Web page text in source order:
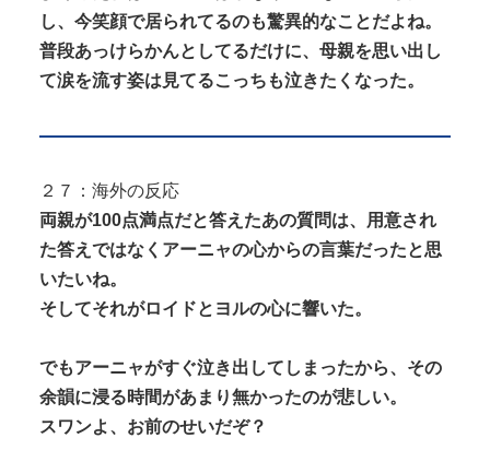
し、今笑顔で居られてるのも驚異的なことだよね。
普段あっけらかんとしてるだけに、母親を思い出し
て涙を流す姿は見てるこっちも泣きたくなった。
２７：海外の反応
両親が100点満点だと答えたあの質問は、用意され
た答えではなくアーニャの心からの言葉だったと思
いたいね。
そしてそれがロイドとヨルの心に響いた。
でもアーニャがすぐ泣き出してしまったから、その
余韻に浸る時間があまり無かったのが悲しい。
スワンよ、お前のせいだぞ？